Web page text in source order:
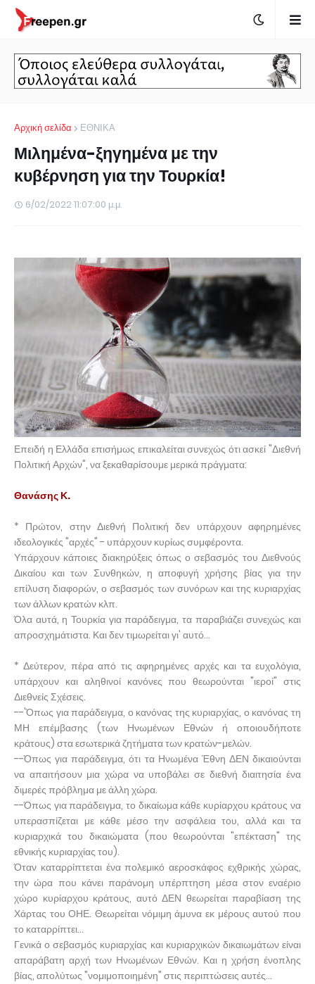
Αρχική σελίδα ΕΘΝΙΚΑ
Μιλημένα-ξηγημένα με την
κυβέρνηση για την Τουρκία!
6/02/2022 11:07:00 μ.μ.
Επειδή η Ελλάδα επισήμως επικαλείται συνεχώς ότι ασκεί "Διεθνή
Πολιτική Αρχών", να ξεκαθαρίσουμε μερικά πράγματα:
Θανάσης Κ.
* Πρώτον, στην Διεθνή Πολιτική δεν υπάρχουν αφηρημένες
ιδεολογικές "αρχές" - υπάρχουν κυρίως συμφέροντα.
Υπάρχουν κάποιες διακηρύξεις όπως ο σεβασμός του Διεθνούς
Δικαίου και των Συνθηκών, η αποφυγή χρήσης βίας για την
επίλυση διαφορών, ο σεβασμός των συνόρων και της κυριαρχίας
των άλλων κρατών κλπ.
Όλα αυτά, η Τουρκία για παράδειγμα, τα παραβιάζει συνεχώς και
απροσχημάτιστα. Και δεν τιμωρείται γι' αυτό...
* Δεύτερον, πέρα από τις αφηρημένες αρχές και τα ευχολόγια,
υπάρχουν και αληθινοί κανόνες που θεωρούνται "ιεροί" στις
Διεθνείς Σχέσεις.
--'Όπως για παράδειγμα, ο κανόνας της κυριαρχίας, ο κανόνας τη
ΜΗ επέμβασης (των Ηνωμένων Εθνών ή οποιουδήποτε
κράτους) στα εσωτερικά ζητήματα των κρατών-μελών.
--Όπως για παράδειγμα, ότι τα Ηνωμένα Έθνη ΔΕΝ δικαιούνται
να απαιτήσουν μια χώρα να υποβάλει σε διεθνή διαιτησία ένα
διμερές πρόβλημα με άλλη χώρα.
--Όπως για παράδειγμα, το δικαίωμα κάθε κυρίαρχου κράτους να
υπερασπίζεται με κάθε μέσο την ασφάλεια του, αλλά και τα
κυριαρχικά του δικαιώματα (που θεωρούνται "επέκταση" της
εθνικής κυριαρχίας του).
Όταν καταρρίπτεται ένα πολεμικό αεροσκάφος εχθρικής χώρας,
την ώρα που κάνει παράνομη υπέρπτηση μέσα στον εναέριο
χώρο κυρίαρχου κράτους, αυτό ΔΕΝ θεωρείται παραβίαση της
Χάρτας του ΟΗΕ. Θεωρείται νόμιμη άμυνα εκ μέρους αυτού που
το καταρρίπτει…
Γενικά ο σεβασμός κυριαρχίας και κυριαρχικών δικαιωμάτων είναι
απαράβατη αρχή των Ηνωμένων Εθνών. Και η χρήση ένοπλης
βίας, απολύτως "νομιμοποιημένη" στις περιπτώσεις αυτές…